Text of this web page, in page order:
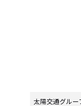
太陽交通グルー